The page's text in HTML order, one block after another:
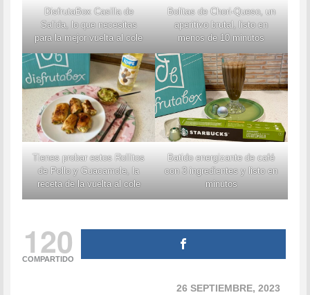
DisfrutaBox Casilla de
Salida, lo que necesitas
para la mejor vuelta al cole
Bolitas de Chori-Queso, un
aperitivo brutal, listo en
menos de 10 minutos
Tienes probar estos Rollitos
de Pollo y Guacamole, la
receta de la vuelta al cole
Batido energizante de café
con 3 ingredientes y listo en
minutos
120
COMPARTIDO
26 SEPTIEMBRE, 2023